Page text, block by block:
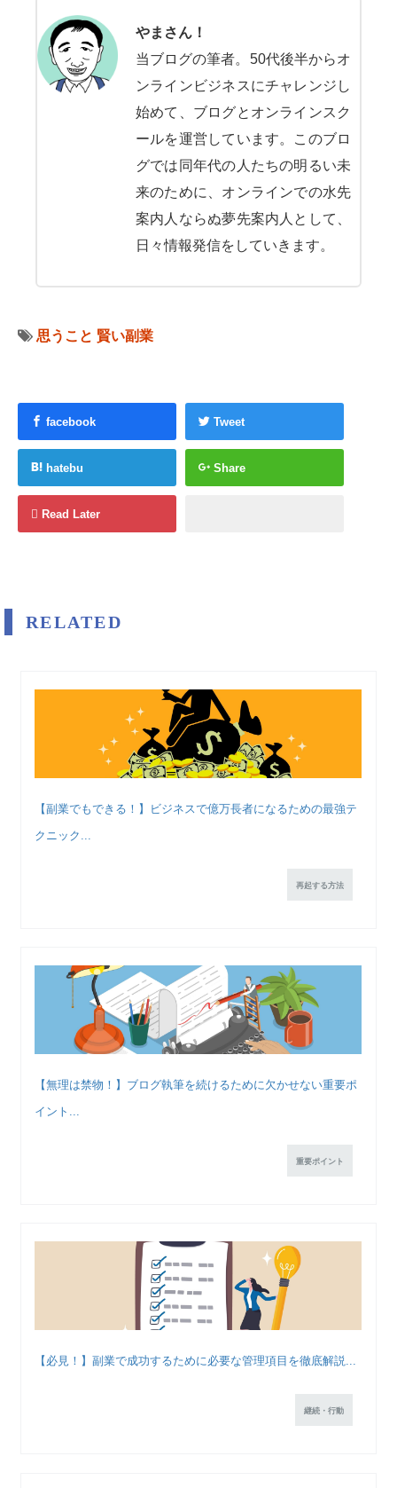
やまさん！
当ブログの筆者。50代後半からオ
ンラインビジネスにチャレンジし
始めて、ブログとオンラインスク
ールを運営しています。このブロ
グでは同年代の人たちの明るい未
来のために、オンラインでの水先
案内人ならぬ夢先案内人として、
日々情報発信をしていきます。
思うこと 賢い副業
facebook Tweet
hatebu Share
Read Later
RELATED
【副業でもできる！】ビジネスで億万長者になるための最強テ
クニック...
再起する方法
【無理は禁物！】ブログ執筆を続けるために欠かせない重要ポ
イント...
重要ポイント
【必見！】副業で成功するために必要な管理項目を徹底解説...
継続・行動